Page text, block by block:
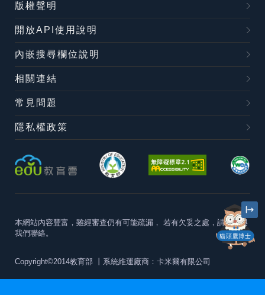
貓頭鷹博士
版權聲明
開放API使用說明
內嵌搜尋欄位說明
相關連結
常見問題
隱私權政策
本網站內容豐富，雖經審查仍有可能疏漏， 若有欠妥之處，請隨時與
我們聯絡。
Copyright©2014教育部 丨系統維運廠商：卡米爾有限公司